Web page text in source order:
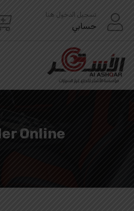
content
تسجيل الدخول هنا
حسابي
Online